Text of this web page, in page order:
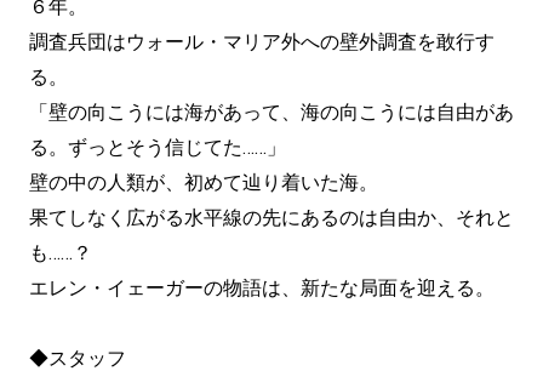
６年。
調査兵団はウォール・マリア外への壁外調査を敢行す
る。
「壁の向こうには海があって、海の向こうには自由があ
る。ずっとそう信じてた……」
壁の中の人類が、初めて辿り着いた海。
果てしなく広がる水平線の先にあるのは自由か、それと
も……？
エレン・イェーガーの物語は、新たな局面を迎える。
◆スタッフ